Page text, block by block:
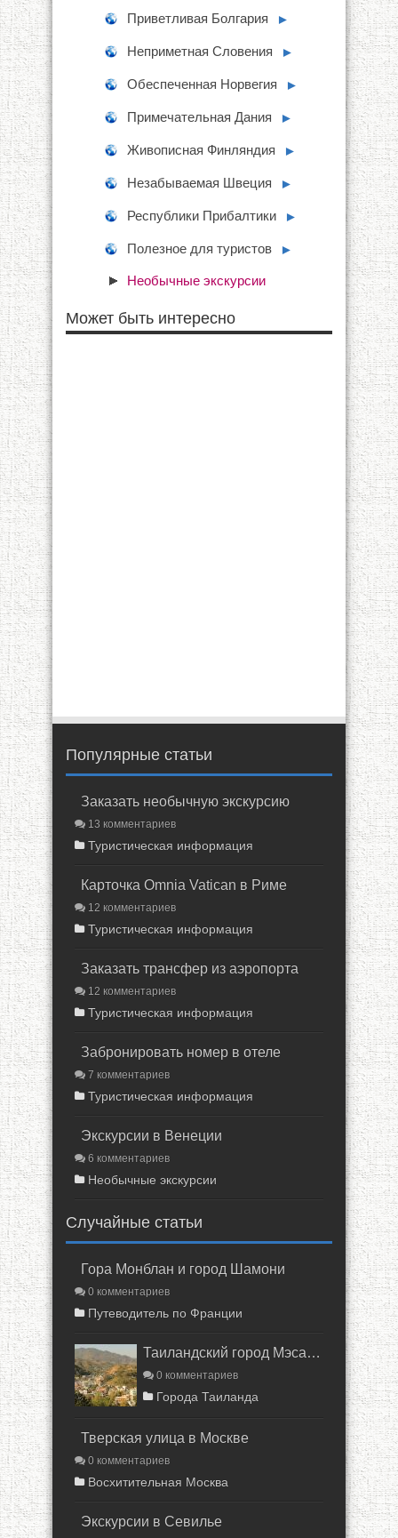
Приветливая Болгария ►
Неприметная Словения ►
Обеспеченная Норвегия ►
Примечательная Дания ►
Живописная Финляндия ►
Незабываемая Швеция ►
Республики Прибалтики ►
Полезное для туристов ►
Необычные экскурсии
Может быть интересно
Популярные статьи
Заказать необычную экскурсию
13 комментариев
Туристическая информация
Карточка Omnia Vatican в Риме
12 комментариев
Туристическая информация
Заказать трансфер из аэропорта
12 комментариев
Туристическая информация
Забронировать номер в отеле
7 комментариев
Туристическая информация
Экскурсии в Венеции
6 комментариев
Необычные экскурсии
Случайные статьи
Гора Монблан и город Шамони
0 комментариев
Путеводитель по Франции
Таиландский город Мэсалонг
0 комментариев
Города Таиланда
Тверская улица в Москве
0 комментариев
Восхитительная Москва
Экскурсии в Севилье